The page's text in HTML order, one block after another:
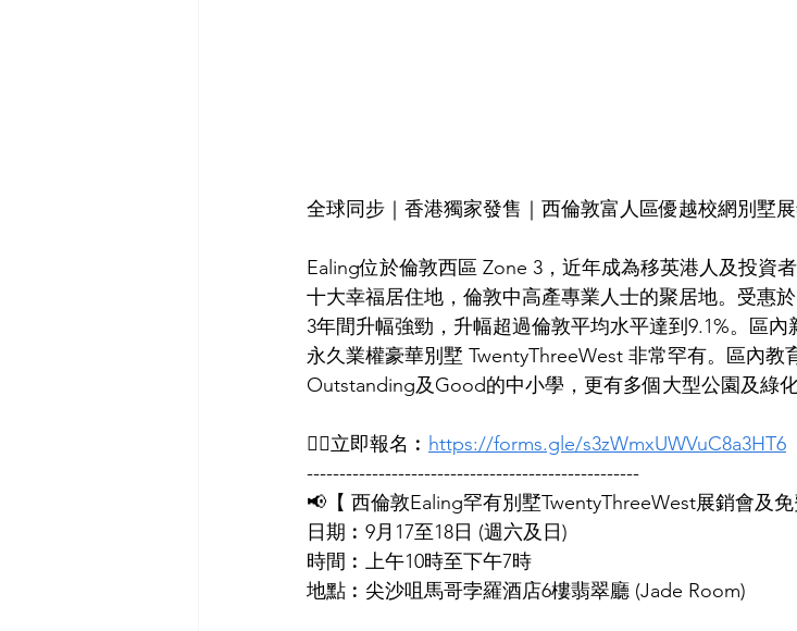
全球同步｜香港獨家發售｜西倫敦富人區優越校網別墅
Ealing位於倫敦西區 Zone 3，近年成為移英港人及投資
十大幸福居住地，倫敦中高產專業人士的聚居地。受惠
3年間升幅強勁，升幅超過倫敦平均水平達到9.1%。區
永久業權豪華別墅 TwentyThreeWest 非常罕有。區內
Outstanding及Good的中小學，更有多個大型公園及綠
👉🏻立即報名︰ https://forms.gle/s3zWmxUWVuC8a3HT6
---------------------------------------------------
📢【 西倫敦Ealing罕有別墅TwentyThreeWest展銷會及免
日期︰9月17至18日 (週六及日)
時間︰上午10時至下午7時
地點︰尖沙咀馬哥孛羅酒店6樓翡翠廳 (Jade Room)